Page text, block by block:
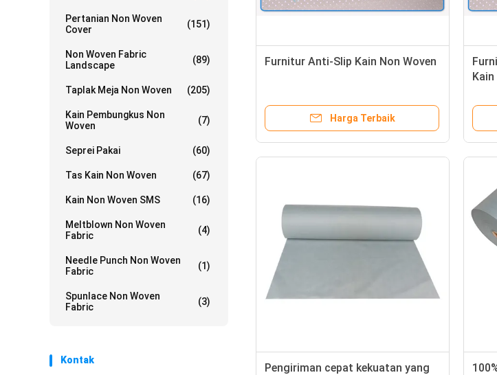
Pertanian Non Woven
Cover
(151)
Non Woven Fabric
Landscape
(89)
Taplak Meja Non Woven (205)
Kain Pembungkus Non
Woven
(7)
Seprei Pakai (60)
Tas Kain Non Woven (67)
Kain Non Woven SMS (16)
Meltblown Non Woven
Fabric
(4)
Needle Punch Non Woven
Fabric
(1)
Spunlace Non Woven
Fabric
(3)
Kontak
Furnitur Anti-Slip Kain Non Woven
Harga Terbaik
Pengiriman cepat kekuatan yang